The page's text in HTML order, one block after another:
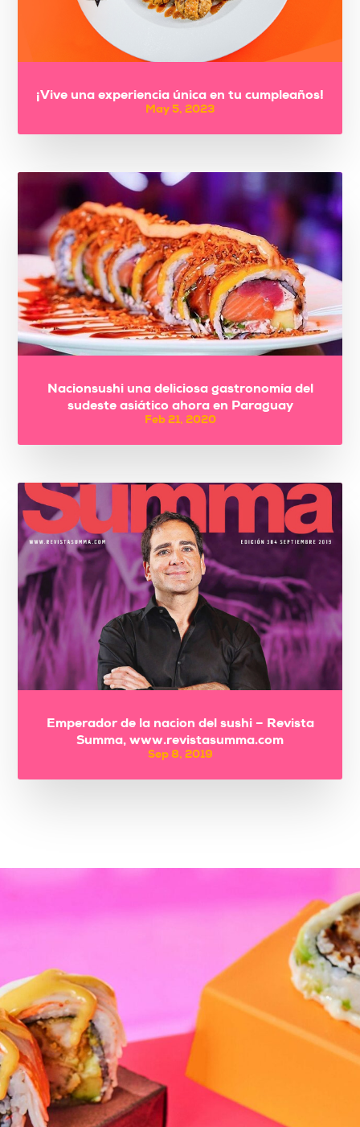
¡Vive una experiencia única en tu cumpleaños!
May 5, 2023
Nacionsushi una deliciosa gastronomía del
sudeste asiático ahora en Paraguay
Feb 21, 2020
Emperador de la nacion del sushi – Revista
Summa, www.revistasumma.com
Sep 8, 2019